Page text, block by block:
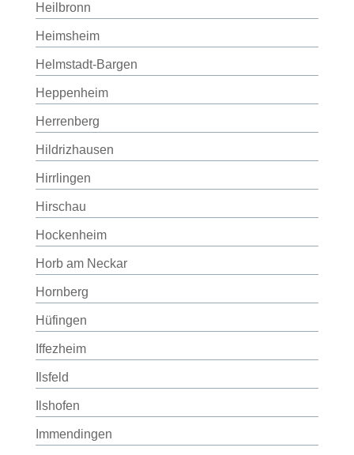
Heilbronn
Heimsheim
Helmstadt-Bargen
Heppenheim
Herrenberg
Hildrizhausen
Hirrlingen
Hirschau
Hockenheim
Horb am Neckar
Hornberg
Hüfingen
Iffezheim
Ilsfeld
Ilshofen
Immendingen